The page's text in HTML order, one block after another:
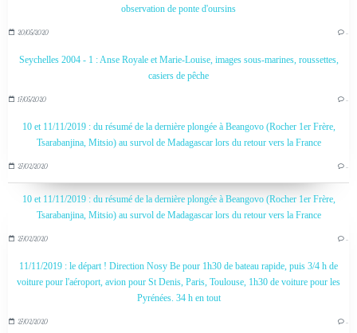
observation de ponte d'oursins
20/05/2020 …
Seychelles 2004 - 1 : Anse Royale et Marie-Louise, images sous-marines, roussettes,
casiers de pêche
17/05/2020 …
10 et 11/11/2019 : du résumé de la dernière plongée à Beangovo (Rocher 1er Frère,
Tsarabanjina, Mitsio) au survol de Madagascar lors du retour vers la France
27/02/2020 …
10 et 11/11/2019 : du résumé de la dernière plongée à Beangovo (Rocher 1er Frère,
Tsarabanjina, Mitsio) au survol de Madagascar lors du retour vers la France
27/02/2020 …
11/11/2019 : le départ ! Direction Nosy Be pour 1h30 de bateau rapide, puis 3/4 h de
voiture pour l'aéroport, avion pour St Denis, Paris, Toulouse, 1h30 de voiture pour les
Pyrénées. 34 h en tout
27/02/2020 …